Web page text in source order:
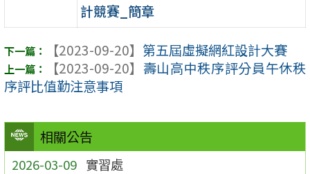
相關公告
2026-03-09 實習處
計競賽_簡章
【2023-09-20】 第五屆虛擬網紅設計大賽
【2023-09-20】 壽山高中秩序評分員午休秩
序評比值勤注意事項